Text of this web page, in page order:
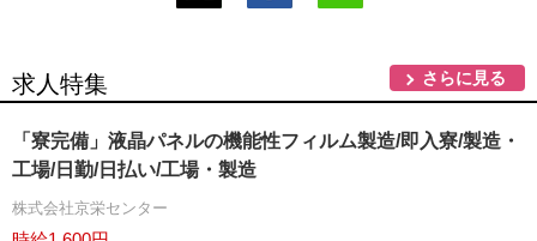
求人特集 さらに見る
「寮完備」液晶パネルの機能性フィルム製造/即入寮/製造・
工場/日勤/日払い/工場・製造
株式会社京栄センター